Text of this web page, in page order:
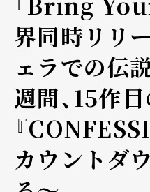
界同時リリ
ェラでの伝
週間、15作
『
カウントダ